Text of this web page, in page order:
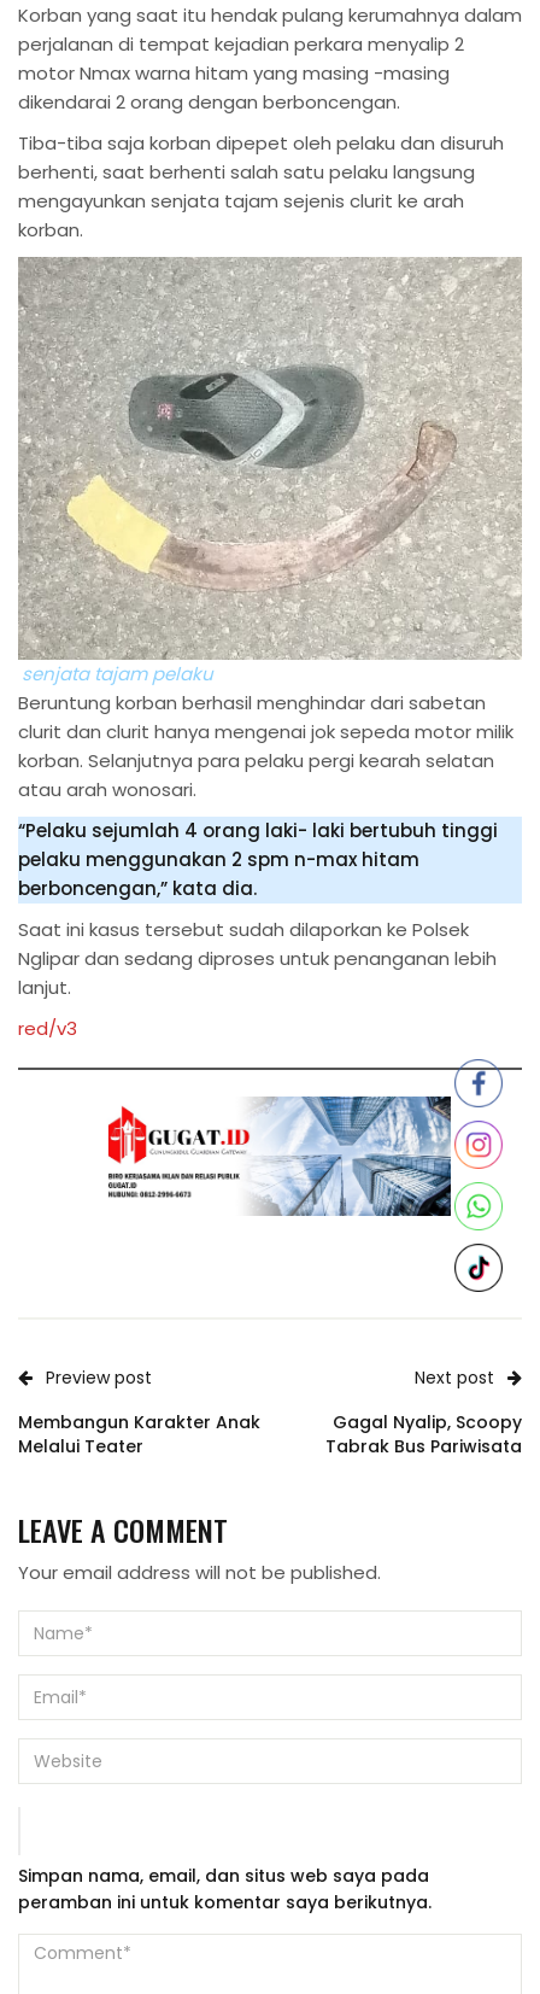
Korban yang saat itu hendak pulang kerumahnya dalam
perjalanan di tempat kejadian perkara menyalip 2
motor Nmax warna hitam yang masing -masing
dikendarai 2 orang dengan berboncengan.
Tiba-tiba saja korban dipepet oleh pelaku dan disuruh
berhenti, saat berhenti salah satu pelaku langsung
mengayunkan senjata tajam sejenis clurit ke arah
korban.
senjata tajam pelaku
Beruntung korban berhasil menghindar dari sabetan
clurit dan clurit hanya mengenai jok sepeda motor milik
korban. Selanjutnya para pelaku pergi kearah selatan
atau arah wonosari.
“Pelaku sejumlah 4 orang laki- laki bertubuh tinggi
pelaku menggunakan 2 spm n-max hitam
berboncengan,” kata dia.
Saat ini kasus tersebut sudah dilaporkan ke Polsek
Nglipar dan sedang diproses untuk penanganan lebih
lanjut.
red/v3
Preview post
Membangun Karakter Anak
Melalui Teater
Next post
Gagal Nyalip, Scoopy
Tabrak Bus Pariwisata
LEAVE A COMMENT
Your email address will not be published.
Simpan nama, email, dan situs web saya pada
peramban ini untuk komentar saya berikutnya.